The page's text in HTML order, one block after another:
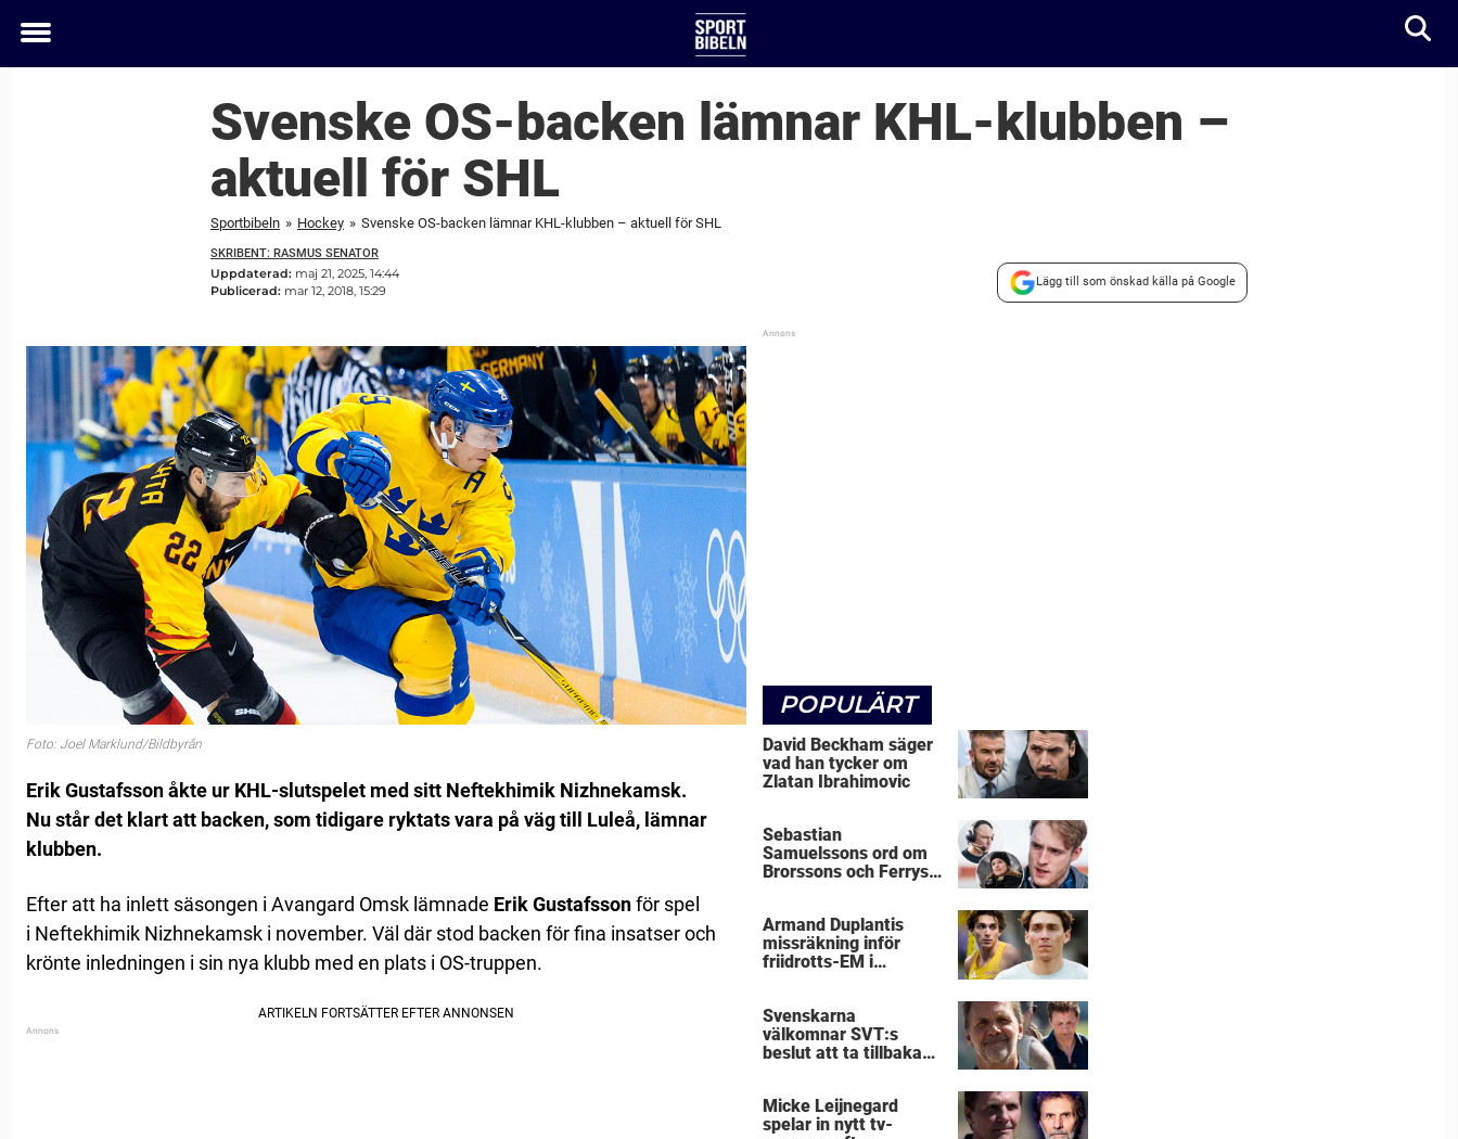
Toggle
Svenske OS-backen lämnar KHL-klubben –
aktuell för SHL
Sportbibeln » Hockey » Svenske OS-backen lämnar KHL-klubben – aktuell för SHL
SKRIBENT: RASMUS SENATOR
Uppdaterad: maj 21, 2025, 14:44
Publicerad: mar 12, 2018, 15:29
Lägg till som önskad källa på Google
Foto: Joel Marklund/Bildbyrån
Erik Gustafsson åkte ur KHL-slutspelet med sitt Neftekhimik Nizhnekamsk.
Nu står det klart att backen, som tidigare ryktats vara på väg till Luleå, lämnar
klubben.
Efter att ha inlett säsongen i Avangard Omsk lämnade Erik Gustafssonför spel
i Neftekhimik Nizhnekamsk i november. Väl där stod backen för fina insatser och
krönte inledningen i sin nya klubb med en plats i OS-truppen.
POPULÄRT
David Beckham säger
vad han tycker om
Zlatan Ibrahimovic
Sebastian
Samuelssons ord om
Brorssons och Ferrys
Armand Duplantis
missräkning inför
friidrotts-EM i
Svenskarna
välkomnar SVT:s
beslut att ta tillbaka
Micke Leijnegard
spelar in nytt tv-